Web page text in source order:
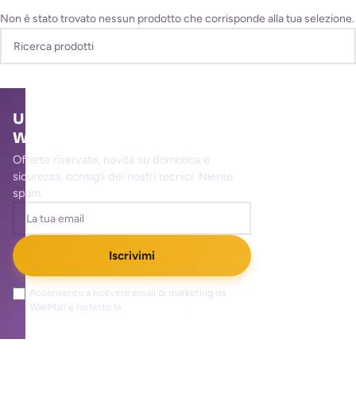
Non è stato trovato nessun prodotto che corrisponde alla tua selezione.
Unisciti alla community
WallMall
Offerte riservate, novità su domotica e
sicurezza, consigli dei nostri tecnici. Niente
spam.
Iscrivimi
Acconsento a ricevere email di marketing da
WallMall e ho letto la
.